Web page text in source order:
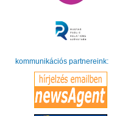
kommunikációs partnereink: